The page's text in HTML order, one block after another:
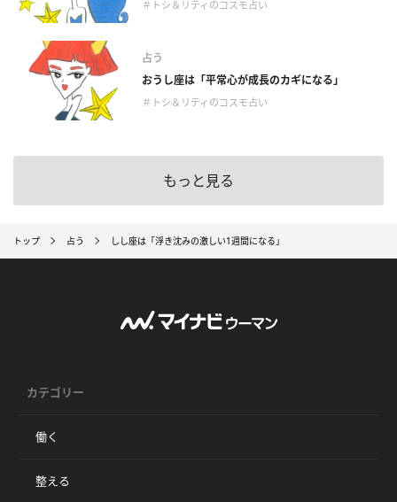
＃トシ＆リティのコスモ占い
占う
おうし座は「平常心が成長のカギになる」
＃トシ＆リティのコスモ占い
もっと見る
トップ 占う しし座は「浮き沈みの激しい1週間になる」
カテゴリー
働く
整える